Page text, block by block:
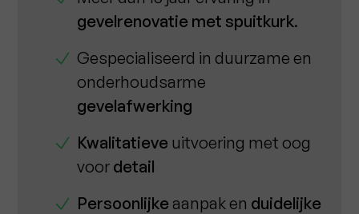
gevelrenovatie met spuitkurk.
Gespecialiseerd in duurzame en
onderhoudsarme
gevelafwerking
Kwalitatieve uitvoering met oog
voor detail
Persoonlijke aanpak en duidelijke